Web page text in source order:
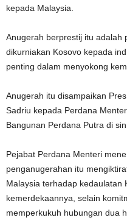
kepada Malaysia.
Anugerah berprestij itu adalah
dikurniakan Kosovo kepada
penting dalam menyokong
Anugerah itu disampaikan
Sadriu kepada Perdana
Bangunan Perdana Putra di
Pejabat Perdana Menteri
penganugerahan itu
Malaysia terhadap kedaulatan
kemerdekaannya, selain
memperkukuh hubungan dua